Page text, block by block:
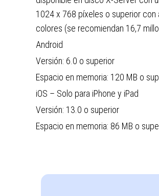
1024 x 768 píxeles o superior con
colores (se recomiendan 16,7
Android
Versión: 6.0 o superior
Espacio en memoria: 120 MB o
iOS – Solo para iPhone y iPad
Versión: 13.0 o superior
Espacio en memoria: 86 MB o